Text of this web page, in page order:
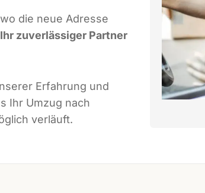
die neue Adresse
Ihr zuverlässiger Partner
Erfahrung und
Ihr Umzug nach
verläuft.